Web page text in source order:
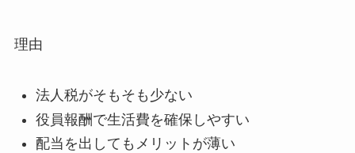
理由
法人税がそもそも少ない
役員報酬で生活費を確保しやすい
配当を出してもメリットが薄い